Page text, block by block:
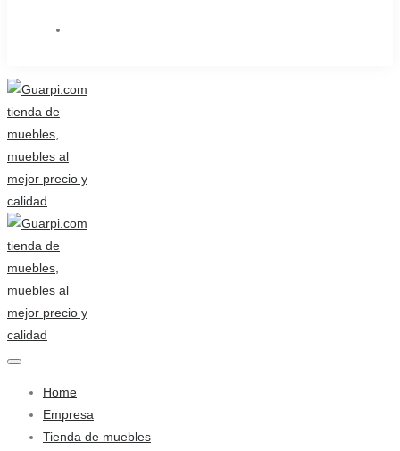
Home
Empresa
Tienda de muebles